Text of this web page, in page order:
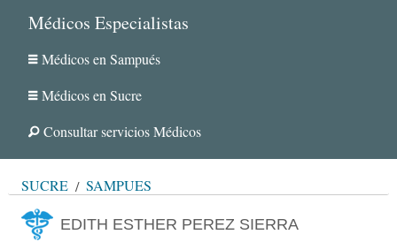
Médicos Especialistas
Médicos en Sampués
Médicos en Sucre
Consultar servicios Médicos
SUCRE SAMPUÉS
EDITH ESTHER PEREZ SIERRA